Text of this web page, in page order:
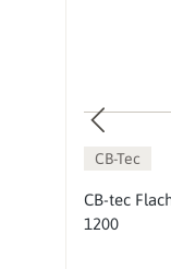
CB-Tec
CB-tec
1200